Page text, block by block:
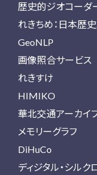
歴史的ジオコーダ
れきちめ：日本歴
GeoNLP
画像照合サービス
れきすけ
HIMIKO
華北交通アーカイ
メモリーグラフ
DiHuCo
ディジタル・シルク